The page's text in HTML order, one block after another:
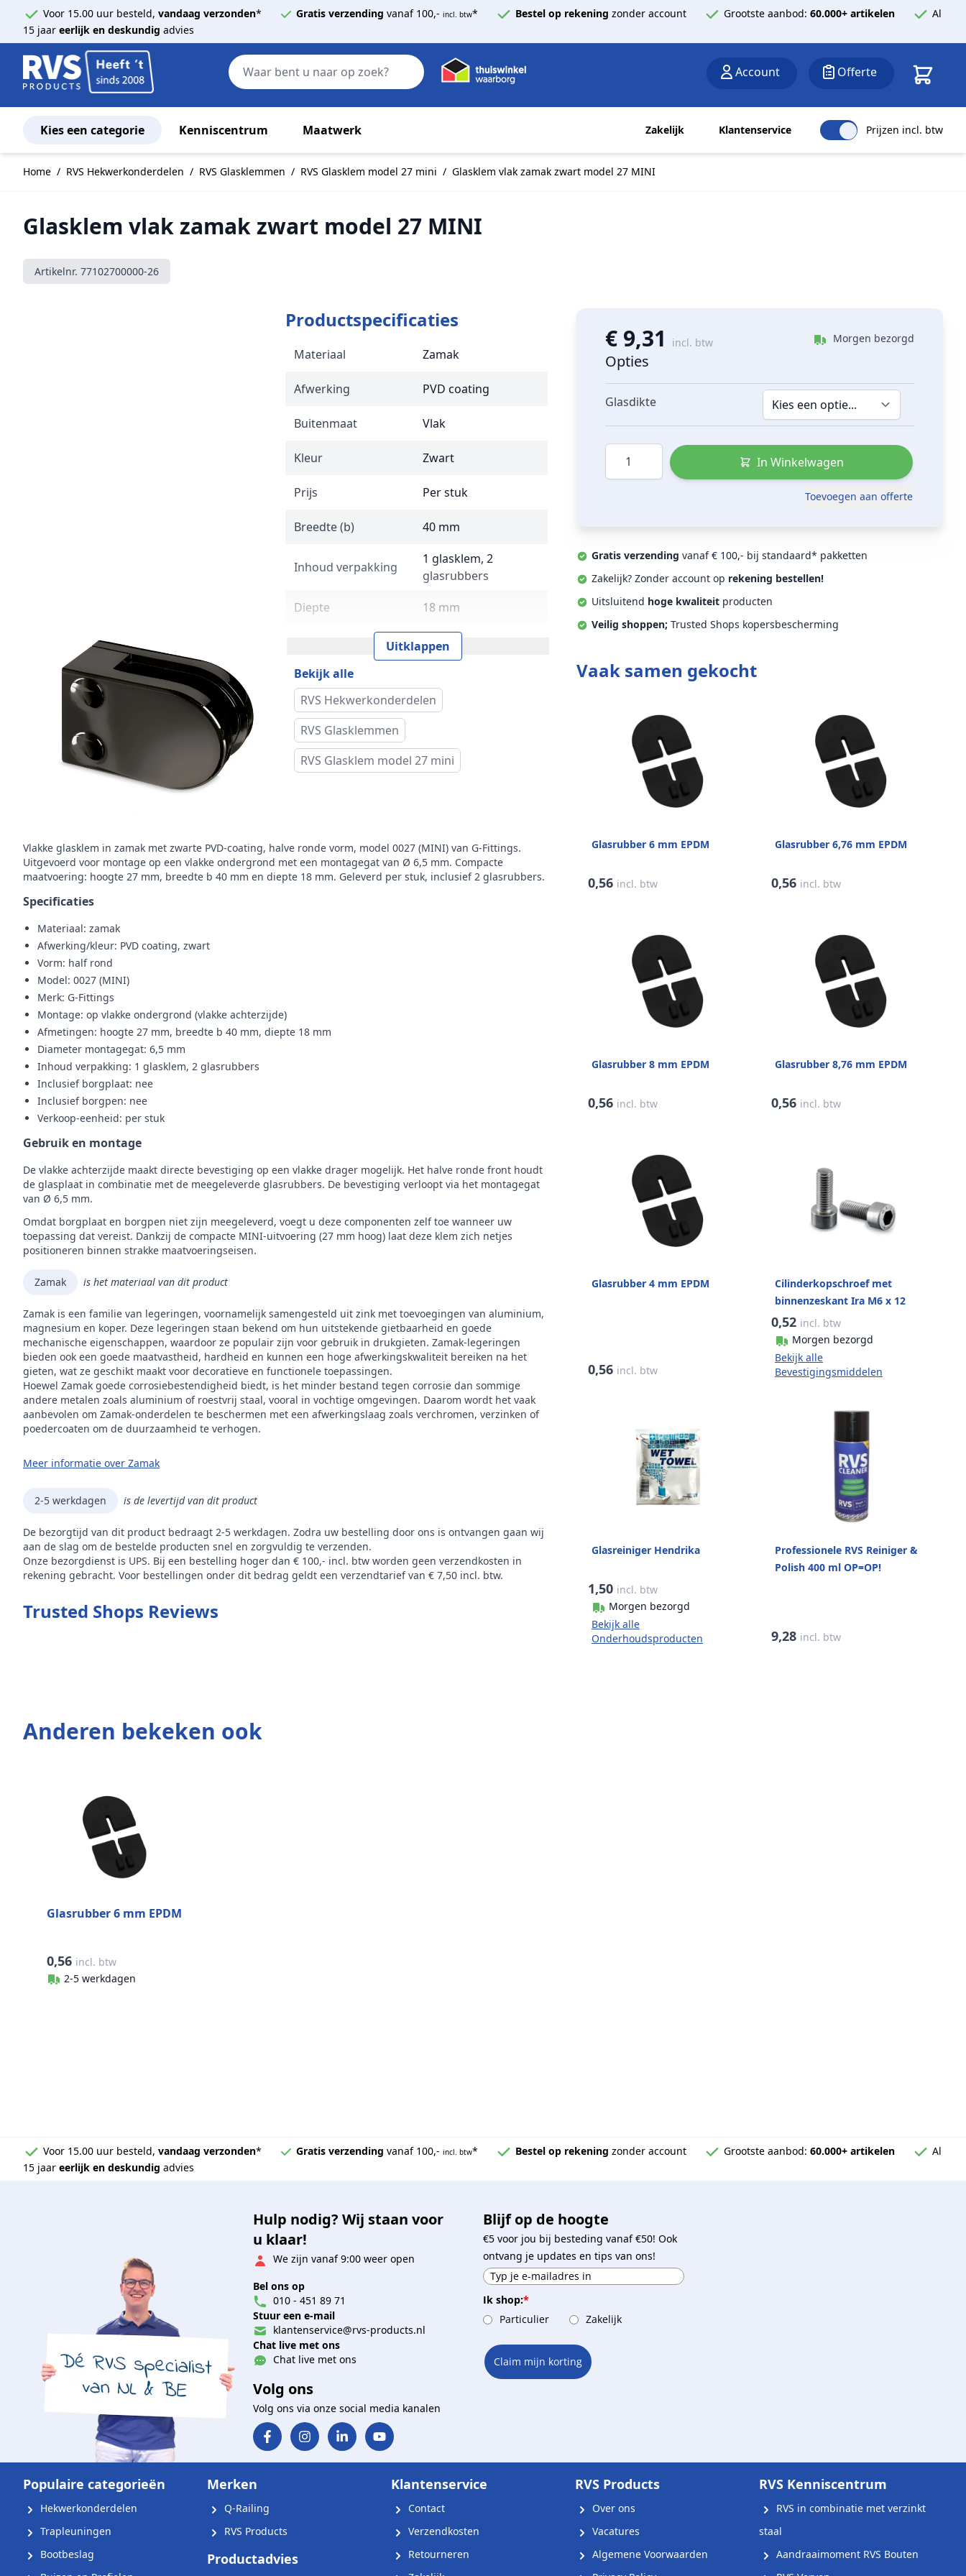
Voor 15.00 uur besteld, vandaag verzonden* Gratis verzending vanaf 100,- incl. btw* Bestel op rekening zonder account Grootste aanbod: 60.000+ artikelen
Al
15 jaar eerlijk en deskundig advies
Zoek
Account Offerte
Kies een categorie Kenniscentrum Maatwerk Zakelijk Klantenservice Prijzen incl. btw
Home / RVS Hekwerkonderdelen / RVS Glasklemmen / RVS Glasklem model 27 mini / Glasklem vlak zamak zwart model 27 MINI
Glasklem vlak zamak zwart model 27 MINI
Artikelnr. 77102700000-26
Zamak met zwarte PVD-coating voor extra
oppervlaktehardheid
Voor vlakke montage van glaspanelen
Inclusief 2 glasrubbers voor zekere klemming
Technisch advies over glasrubbers en montage
Productspecificaties
Materiaal Zamak
Afwerking PVD coating
Buitenmaat Vlak
Kleur Zwart
Prijs Per stuk
Breedte (b) 40 mm
Inhoud verpakking
1 glasklem, 2
glasrubbers
Diepte
18 mm
Op vlakke ondergrond
Diameter
montagegat
6,5 mm
Vorm
Inclusief borgpen Nee
Merk G-Fittings
Uitklappen
Bekijk alle
RVS Hekwerkonderdelen
RVS Glasklemmen
RVS Glasklem model 27 mini
Vlakke glasklem in zamak met zwarte PVD-coating, halve ronde vorm, model 0027 (MINI) van G-Fittings.
Uitgevoerd voor montage op een vlakke ondergrond met een montagegat van Ø 6,5 mm. Compacte
maatvoering: hoogte 27 mm, breedte b 40 mm en diepte 18 mm. Geleverd per stuk, inclusief 2 glasrubbers.
Specificaties
Materiaal: zamak
Afwerking/kleur: PVD coating, zwart
Vorm: half rond
Model: 0027 (MINI)
Merk: G-Fittings
Montage: op vlakke ondergrond (vlakke achterzijde)
Afmetingen: hoogte 27 mm, breedte b 40 mm, diepte 18 mm
Diameter montagegat: 6,5 mm
Inhoud verpakking: 1 glasklem, 2 glasrubbers
Inclusief borgplaat: nee
Inclusief borgpen: nee
Verkoop-eenheid: per stuk
Gebruik en montage
De vlakke achterzijde maakt directe bevestiging op een vlakke drager mogelijk. Het halve ronde front houdt
de glasplaat in combinatie met de meegeleverde glasrubbers. De bevestiging verloopt via het montagegat
van Ø 6,5 mm.
Omdat borgplaat en borgpen niet zijn meegeleverd, voegt u deze componenten zelf toe wanneer uw
toepassing dat vereist. Dankzij de compacte MINI-uitvoering (27 mm hoog) laat deze klem zich netjes
positioneren binnen strakke maatvoeringseisen.
Zamak is het materiaal van dit product
Zamak is een familie van legeringen, voornamelijk samengesteld uit zink met toevoegingen van aluminium,
magnesium en koper. Deze legeringen staan bekend om hun uitstekende gietbaarheid en goede
mechanische eigenschappen, waardoor ze populair zijn voor gebruik in drukgieten. Zamak-legeringen
bieden ook een goede maatvastheid, hardheid en kunnen een hoge afwerkingskwaliteit bereiken na het
gieten, wat ze geschikt maakt voor decoratieve en functionele toepassingen.
Hoewel Zamak goede corrosiebestendigheid biedt, is het minder bestand tegen corrosie dan sommige
andere metalen zoals aluminium of roestvrij staal, vooral in vochtige omgevingen. Daarom wordt het vaak
aanbevolen om Zamak-onderdelen te beschermen met een afwerkingslaag zoals verchromen, verzinken of
poedercoaten om de duurzaamheid te verhogen.
Meer informatie over Zamak
2-5 werkdagen is de levertijd van dit product
De bezorgtijd van dit product bedraagt 2-5 werkdagen. Zodra uw bestelling door ons is ontvangen gaan wij
aan de slag om de bestelde producten snel en zorgvuldig te verzenden.
Onze bezorgdienst is UPS. Bij een bestelling hoger dan € 100,- incl. btw worden geen verzendkosten in
rekening gebracht. Voor bestellingen onder dit bedrag geldt een verzendtarief van € 7,50 incl. btw.
Trusted Shops Reviews
€ 9,31 incl. btw Morgen bezorgd
Opties
Glasdikte
Aantal
In Winkelwagen
Toevoegen aan offerte
Gratis verzending vanaf € 100,- bij standaard* pakketten
Zakelijk? Zonder account op rekening bestellen!
Uitsluitend hoge kwaliteit producten
Veilig shoppen; Trusted Shops kopersbescherming
Vaak samen gekocht
Glasrubber 6 mm EPDM
0,56 incl. btw
Glasrubber 6,76 mm EPDM
0,56 incl. btw
Glasrubber 8 mm EPDM
0,56 incl. btw
Glasrubber 8,76 mm EPDM
0,56 incl. btw
Glasrubber 4 mm EPDM
0,56 incl. btw
Cilinderkopschroef met
binnenzeskant Ira M6 x 12
mm RVS-304 mat geslepen
0,52 incl. btw
Morgen bezorgd
Bekijk alle
Bevestigingsmiddelen
Glasreiniger Hendrika
1,50 incl. btw
Morgen bezorgd
Bekijk alle
Onderhoudsproducten
Professionele RVS Reiniger &
Polish 400 ml OP=OP!
9,28 incl. btw
Anderen bekeken ook
Glasrubber 6 mm EPDM
0,56 incl. btw
2-5 werkdagen
Voor 15.00 uur besteld, vandaag verzonden* Gratis verzending vanaf 100,- incl. btw* Bestel op rekening zonder account Grootste aanbod: 60.000+ artikelen
Al
15 jaar eerlijk en deskundig advies
Hulp nodig? Wij staan voor
u klaar!
We zijn vanaf 9:00 weer open
Bel ons op
010 - 451 89 71
Stuur een e-mail
klantenservice@rvs-products.nl
Chat live met ons
Chat live met ons
Volg ons
Volg ons via onze social media kanalen
Blijf op de hoogte
€5 voor jou bij besteding vanaf €50! Ook
ontvang je updates en tips van ons!
Ik shop:*
Particulier
Zakelijk
Claim mijn korting
Populaire categorieën
Hekwerkonderdelen
Trapleuningen
Bootbeslag
Merken
Q-Railing
RVS Products
Productadvies
Klantenservice
Contact
Verzendkosten
Retourneren
RVS Products
Over ons
Vacatures
Algemene Voorwaarden
RVS Kenniscentrum
RVS in combinatie met verzinkt
staal
Aandraaimoment RVS Bouten